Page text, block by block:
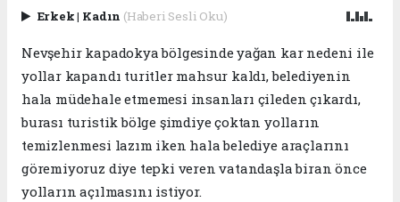
Erkek| Kadın (Haberi Sesli Oku)
Nevşehir kapadokya bölgesinde yağan kar nedeni ile
yollar kapandı turitler mahsur kaldı, belediyenin
hala müdehale etmemesi insanları çileden çıkardı,
burası turistik bölge şimdiye çoktan yolların
temizlenmesi lazım iken hala belediye araçlarını
göremiyoruz diye tepki veren vatandaşla biran önce
yolların açılmasını istiyor.